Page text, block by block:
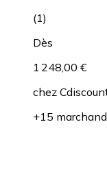
(1)
Dès
1 248,00 €
chez
+15